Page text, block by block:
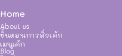
Home
About us
ขั้นตอนการสั่งเค้ก
เมนูเค้ก
Blog